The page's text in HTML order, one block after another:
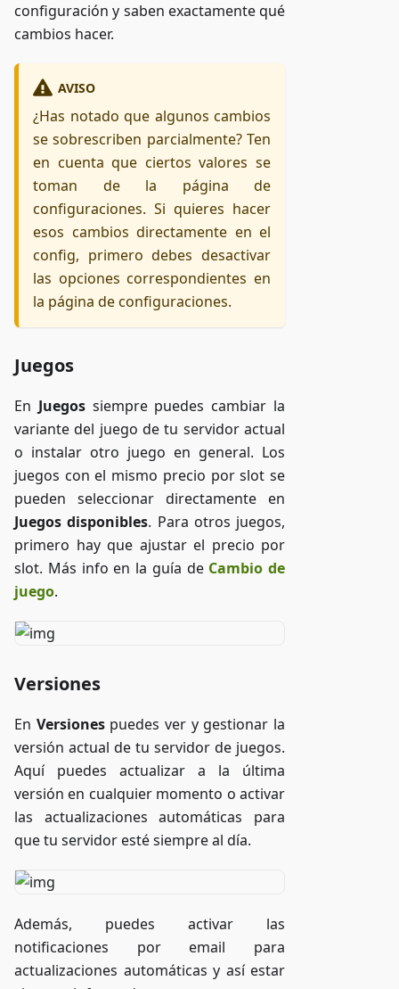
configuración y saben exactamente qué
cambios hacer.
AVISO
¿Has notado que algunos cambios
se sobrescriben parcialmente? Ten
en cuenta que ciertos valores se
toman de la página de
configuraciones. Si quieres hacer
esos cambios directamente en el
config, primero debes desactivar
las opciones correspondientes en
la página de configuraciones.
Juegos
En Juegossiempre puedes cambiar la
variante del juego de tu servidor actual
o instalar otro juego en general. Los
juegos con el mismo precio por slot se
pueden seleccionar directamente en
Juegos disponibles. Para otros juegos,
primero hay que ajustar el precio por
slot. Más info en la guía de Cambio de
juego.
Versiones
En Versionespuedes ver y gestionar la
versión actual de tu servidor de juegos.
Aquí puedes actualizar a la última
versión en cualquier momento o activar
las actualizaciones automáticas para
que tu servidor esté siempre al día.
Además, puedes activar las
notificaciones por email para
actualizaciones automáticas y así estar